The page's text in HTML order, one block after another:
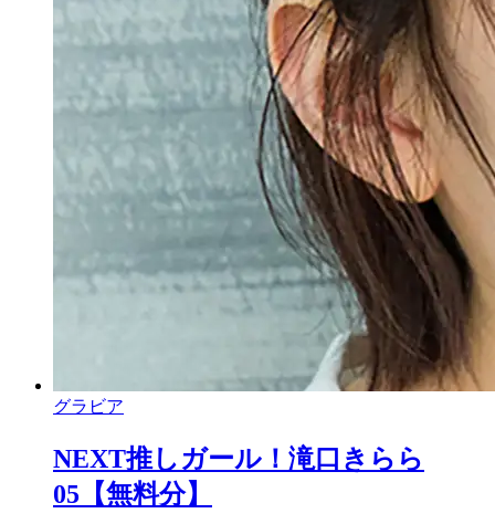
グラビア
NEXT推しガール！滝口きらら
05【無料分】